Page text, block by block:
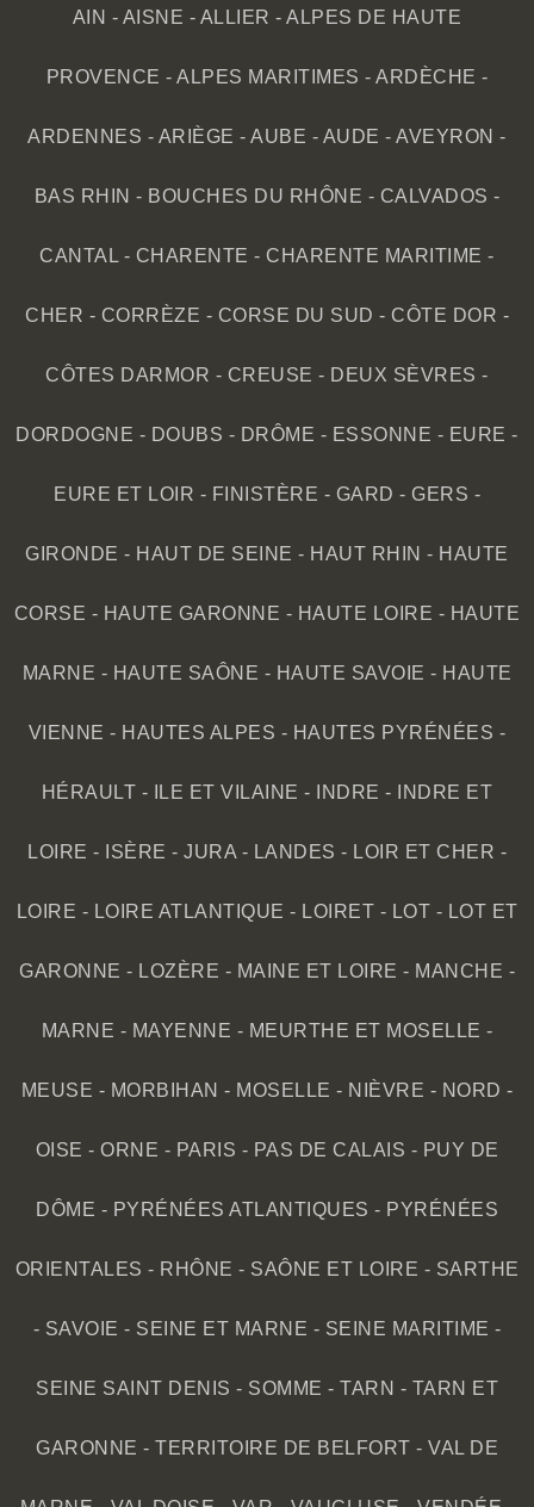
AIN - AISNE - ALLIER -ALPES DE HAUTE
PROVENCE - ALPES MARITIMES - ARDÈCHE -
ARDENNES - ARIÈGE -AUBE - AUDE -AVEYRON -
BAS RHIN - BOUCHES DU RHÔNE - CALVADOS -
CANTAL - CHARENTE -CHARENTE MARITIME -
CHER - CORRÈZE - CORSE DU SUD - CÔTE DOR -
CÔTES DARMOR - CREUSE - DEUX SÈVRES -
DORDOGNE - DOUBS - DRÔME - ESSONNE - EURE -
EURE ET LOIR - FINISTÈRE - GARD - GERS -
GIRONDE - HAUT DE SEINE - HAUT RHIN - HAUTE
CORSE - HAUTE GARONNE - HAUTE LOIRE - HAUTE
MARNE - HAUTE SAÔNE - HAUTE SAVOIE - HAUTE
VIENNE - HAUTES ALPES - HAUTES PYRÉNÉES -
HÉRAULT - ILE ET VILAINE - INDRE - INDRE ET
LOIRE - ISÈRE - JURA - LANDES - LOIR ET CHER -
LOIRE - LOIRE ATLANTIQUE - LOIRET - LOT - LOT ET
GARONNE - LOZÈRE - MAINE ET LOIRE - MANCHE -
MARNE - MAYENNE - MEURTHE ET MOSELLE -
MEUSE - MORBIHAN - MOSELLE - NIÈVRE - NORD -
OISE - ORNE - PARIS - PAS DE CALAIS - PUY DE
DÔME - PYRÉNÉES ATLANTIQUES - PYRÉNÉES
ORIENTALES - RHÔNE - SAÔNE ET LOIRE - SARTHE
- SAVOIE - SEINE ET MARNE - SEINE MARITIME -
SEINE SAINT DENIS - SOMME - TARN - TARN ET
GARONNE - TERRITOIRE DE BELFORT - VAL DE